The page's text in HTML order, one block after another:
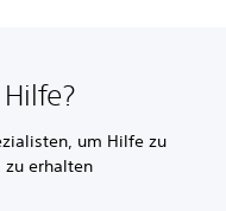
um Hilfe zu
erhalten